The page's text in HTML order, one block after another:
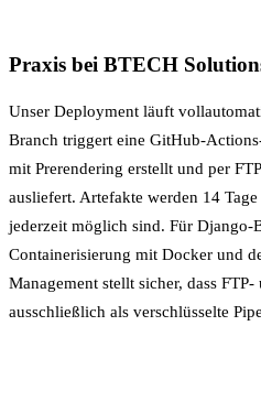
Praxis bei BTECH
Unser Deployment läuft
Branch triggert eine GitHub-
mit Prerendering erstellt und per
ausliefert. Artefakte werden 14
jederzeit möglich sind. Für Django-
Containerisierung mit Docker und
Management stellt sicher, dass
ausschließlich als verschlüsselte